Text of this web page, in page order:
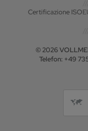
Certificazione ISO
© 2026
Telefon: +49